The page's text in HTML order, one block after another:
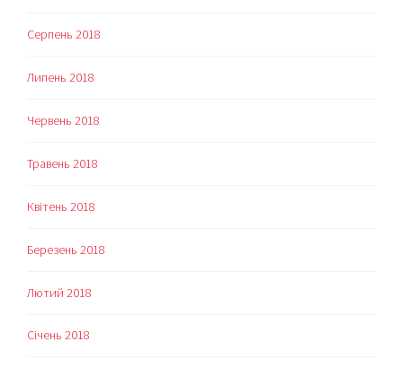
Серпень 2018
Липень 2018
Червень 2018
Травень 2018
Квітень 2018
Березень 2018
Лютий 2018
Січень 2018